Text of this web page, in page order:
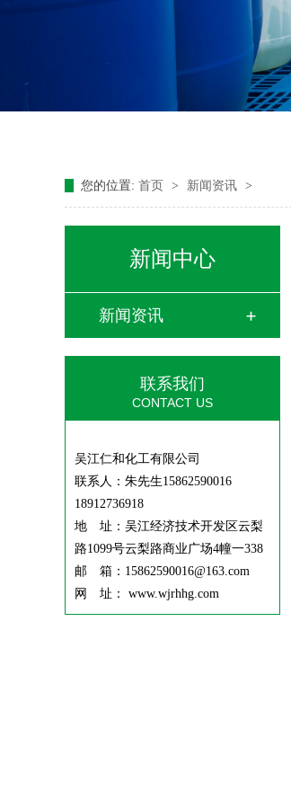
您的位置: 首页 > 新闻资讯 >
新闻中心
新闻资讯
联系我们
CONTACT US
吴江仁和化工有限公司
联系人：朱先生15862590016
18912736918
地 址：吴江经济技术开发区云梨
路1099号云梨路商业广场4幢一338
邮 箱：15862590016@163.com
网 址： www.wjrhhg.com